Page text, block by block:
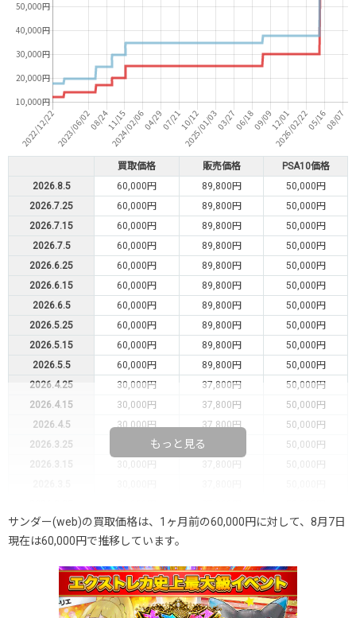
買取価格 販売価格
PSA10価格
2026.8.5
60,000円 89,800円
50,000円
2026.7.25
60,000円 89,800円
50,000円
2026.7.15
60,000円 89,800円
50,000円
2026.7.5
60,000円 89,800円
50,000円
2026.6.25
60,000円 89,800円
50,000円
2026.6.15
60,000円 89,800円
50,000円
2026.6.5
60,000円 89,800円
50,000円
2026.5.25
60,000円 89,800円
50,000円
2026.5.15
60,000円 89,800円
50,000円
2026.5.5
60,000円 89,800円
50,000円
2026.4.25
30,000円 37,800円
50,000円
2026.4.15
30,000円 37,800円
50,000円
2026.4.5
30,000円 37,800円
50,000円
2026.3.25
30,000円 37,800円
50,000円
2026.3.15
30,000円 37,800円
50,000円
2026.2.15
30,000円 37,800円
50,000円
2026.2.5
30,000円
2026.1.25
30,000円 37,800円
50,000円
2026.1.15
30,000円 37,800円
50,000円
2026.1.5
30,000円 37,800円
50,000円
もっと見る
サンダー(web)の買取価格は、1ヶ月前の60,000円に対して、8月7日
現在は60,000円で推移しています。